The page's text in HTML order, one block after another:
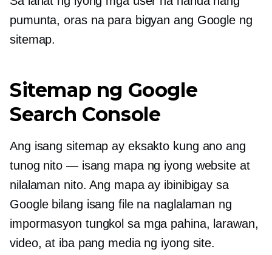
pumunta, oras na para bigyan ang Google ng
sitemap.
Sitemap ng Google
Search Console
Ang isang sitemap ay eksakto kung ano ang
tunog nito — isang mapa ng iyong website at
nilalaman nito. Ang mapa ay ibinibigay sa
Google bilang isang file na naglalaman ng
impormasyon tungkol sa mga pahina, larawan,
video, at iba pang media ng iyong site.